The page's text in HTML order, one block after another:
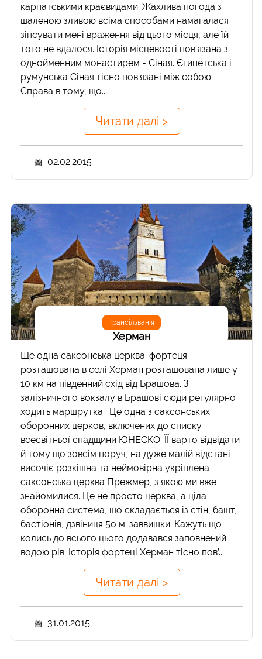
карпатськими краєвидами. Жахлива погода з
шаленою зливою всіма способами намагалася
зіпсувати мені враження від цього місця, але їй
того не вдалося. Історія місцевості пов'язана з
однойменним монастирем - Сіная. Єгипетська і
румунська Сіная тісно пов'язані між собою.
Справа в тому, що...
Читати далі >
02.02.2015
Трансільванія
Херман
Ще одна саксонська церква-фортеця
розташована в селі Херман розташована лише у
10 км на південний схід від Брашова. З
залізничного вокзалу в Брашові сюди регулярно
ходить маршрутка . Це одна з саксонських
оборонних церков, включених до списку
всесвітньої спадщини ЮНЕСКО. ЇЇ варто відвідати
й тому що зовсім поруч, на дуже малій відстані
височіє розкішна та неймовірна укріплена
саксонська церква Прежмер, з якою ми вже
знайомилися. Це не просто церква, а ціла
оборонна система, що складається із стін, башт,
бастіонів, дзвіниця 5о м. заввишки. Кажуть що
колись до всього цього додавався заповнений
водою рів. Історія фортеці Херман тісно пов’...
Читати далі >
31.01.2015